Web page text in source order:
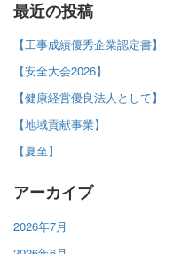
最近の投稿
【工事成績優秀企業認定書】
【安全大会2026】
【健康経営優良法人として】
【地域貢献事業】
【夏至】
アーカイブ
2026年7月